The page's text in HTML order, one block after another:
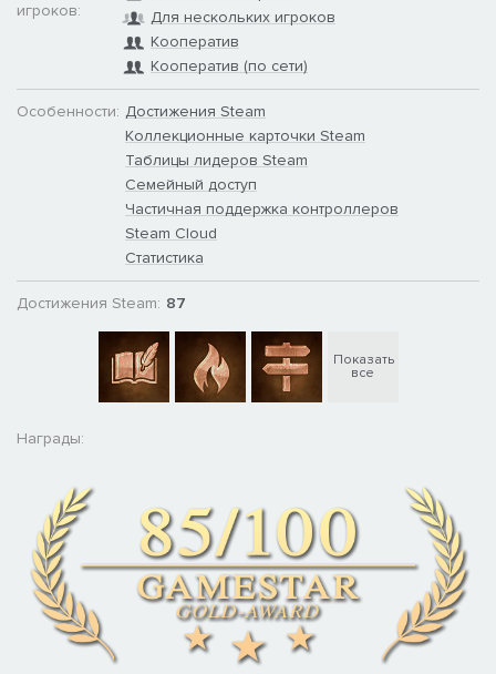
игроков:
Для нескольких игроков
Кооператив
Кооператив (по сети)
Особенности: Достижения Steam
Коллекционные карточки Steam
Таблицы лидеров Steam
Семейный доступ
Частичная поддержка контроллеров
Steam Cloud
Статистика
Достижения Steam: 87
Показать
все
Награды: